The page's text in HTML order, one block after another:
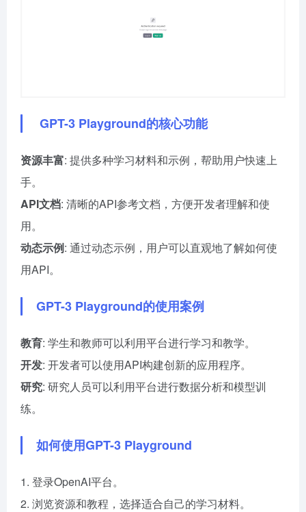
GPT-3 Playground的核心功能
资源丰富: 提供多种学习材料和示例，帮助用户快速上
手。
API文档: 清晰的API参考文档，方便开发者理解和使
用。
动态示例: 通过动态示例，用户可以直观地了解如何使
用API。
GPT-3 Playground的使用案例
教育: 学生和教师可以利用平台进行学习和教学。
开发: 开发者可以使用API构建创新的应用程序。
研究: 研究人员可以利用平台进行数据分析和模型训
练。
如何使用GPT-3 Playground
1. 登录OpenAI平台。
2. 浏览资源和教程，选择适合自己的学习材料。